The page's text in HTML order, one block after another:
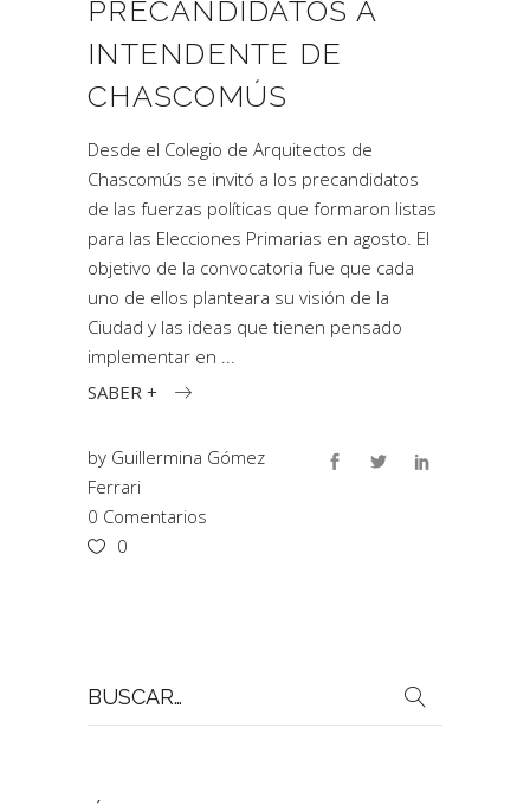
PRECANDIDATOS A
INTENDENTE DE
CHASCOMÚS
Desde el Colegio de Arquitectos de
Chascomús se invitó a los precandidatos
de las fuerzas políticas que formaron listas
para las Elecciones Primarias en agosto. El
objetivo de la convocatoria fue que cada
uno de ellos planteara su visión de la
Ciudad y las ideas que tienen pensado
implementar en
SABER +
by Guillermina Gómez
Ferrari
0 Comentarios
0
por: